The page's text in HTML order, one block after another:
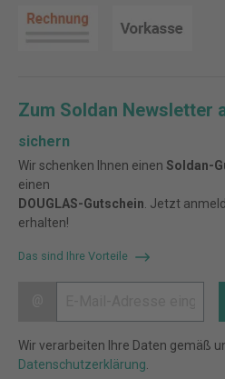
Zum Soldan Newsletter
sichern
Wir schenken Ihnen einen Soldan-
einen
DOUGLAS-Gutschein . Jetzt
erhalten!
Das sind Ihre Vorteile
Wir verarbeiten Ihre Daten gemäß
Datenschutzerklärung